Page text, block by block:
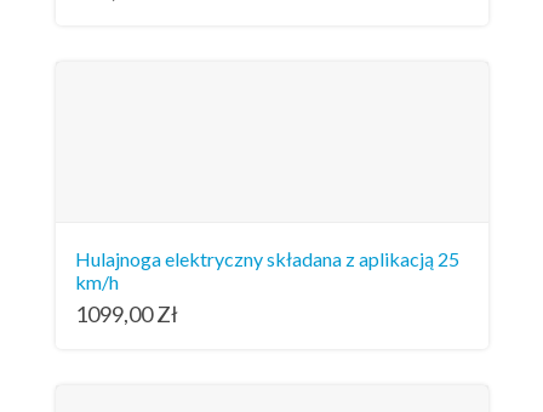
Hulajnoga elektryczny składana z aplikacją 25
km/h
1099,00Zł